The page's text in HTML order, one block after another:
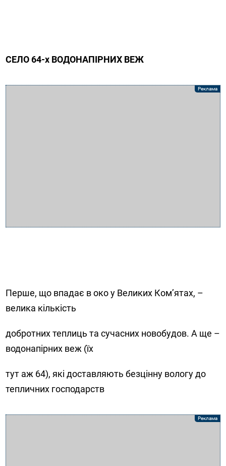
СЕЛО 64-х ВОДОНАПІРНИХ ВЕЖ
Перше, що впадає в око у Великих Ком’ятах, –
велика кількість
добротних теплиць та сучасних новобудов. А ще –
водонапірних веж (їх
тут аж 64), які доставляють безцінну вологу до
тепличних господарств